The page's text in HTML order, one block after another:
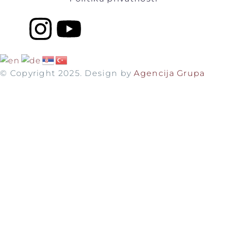
Novi Pazar - Prizren
Prizren - Novi Pazar
Novi Pazar - Sarajevo
Sarejevo - Novi Pazar
© Copyright 2025. Design byAgencija Grupa